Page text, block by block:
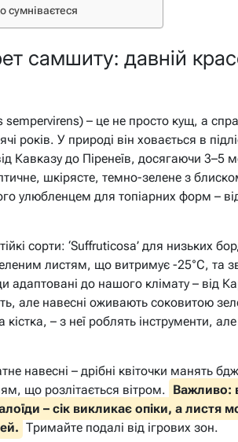
сумніваєтеся
самшиту: давній
– це не просто кущ, а
років. У природі він ховається в
Кавказу до Піренеїв, досягаючи 3–5
шкірясте, темно-зелене з
улюбленцем для топіарних форм –
сорти: ‘Suffruticosa’ для низьких
листям, що витримує -25°C, та
адаптовані до нашого клімату – від
але навесні оживають соковитою
– з неї роблять інструменти,
навесні – дрібні квіточки манять
що розлітається вітром.
Важливо:
– сік викликає опіки, а листя
Тримайте подалі від ігрових зон.